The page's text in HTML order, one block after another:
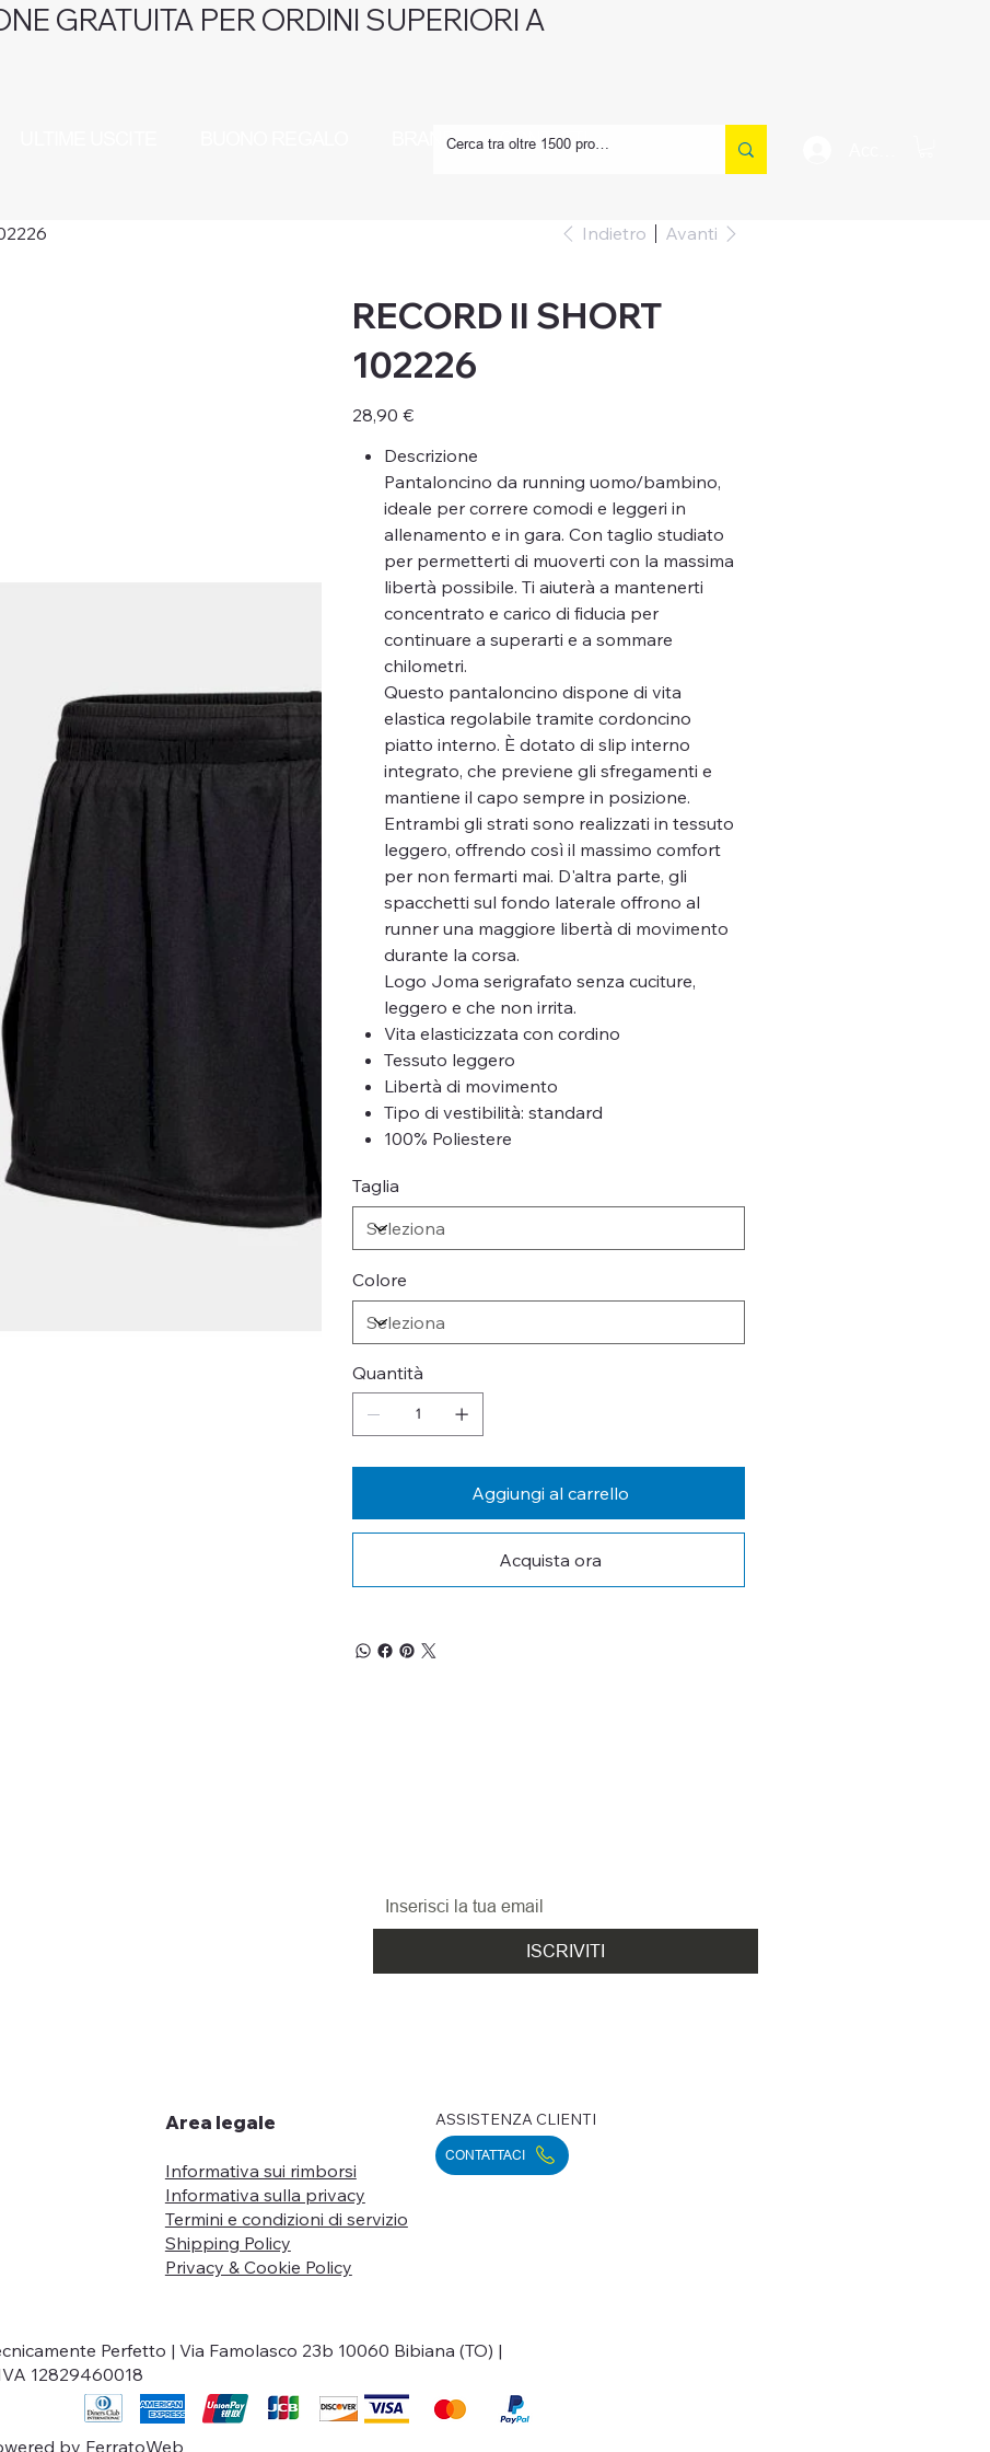
BRAND CONTATTI
GRATUITA PER ORDINI SUPERIORI A
Indietro Avanti
RECORD II SHORT
102226
Prezzo
28,90 €
Descrizione
Pantaloncino da running uomo/bambino,
ideale per correre comodi e leggeri in
allenamento e in gara. Con taglio studiato
per permetterti di muoverti con la massima
libertà possibile. Ti aiuterà a mantenerti
concentrato e carico di fiducia per
continuare a superarti e a sommare
chilometri.
Questo pantaloncino dispone di vita
elastica regolabile tramite cordoncino
piatto interno. È dotato di slip interno
integrato, che previene gli sfregamenti e
mantiene il capo sempre in posizione.
Entrambi gli strati sono realizzati in tessuto
leggero, offrendo così il massimo comfort
per non fermarti mai. D'altra parte, gli
spacchetti sul fondo laterale offrono al
runner una maggiore libertà di movimento
durante la corsa.
Logo Joma serigrafato senza cuciture,
leggero e che non irrita.
Vita elasticizzata con cordino
Tessuto leggero
Libertà di movimento
Tipo di vestibilità: standard
100% Poliestere
Taglia
Colore
Quantità
Aggiungi al carrello
Acquista ora
ISCRIVITI
Area legale
Informativa sui rimborsi
Informativa sulla privacy
Termini e condizioni di servizio
Shipping Policy
Privacy & Cookie Policy
Perfetto | Via Famolasco 23b 10060 Bibiana (TO) |
12829460018
by FerratoWeb
ASSISTENZA CLIENTI
CONTATTACI